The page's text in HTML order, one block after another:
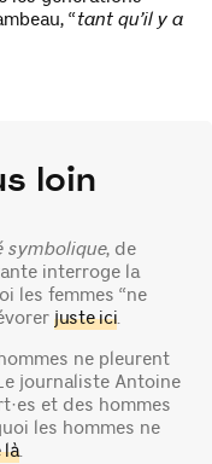
“tant qu’il y a
loin
symbolique, de
interroge la
les femmes “ne
juste ici.
ne pleurent
journaliste Antoine
et des hommes
les hommes ne
là.